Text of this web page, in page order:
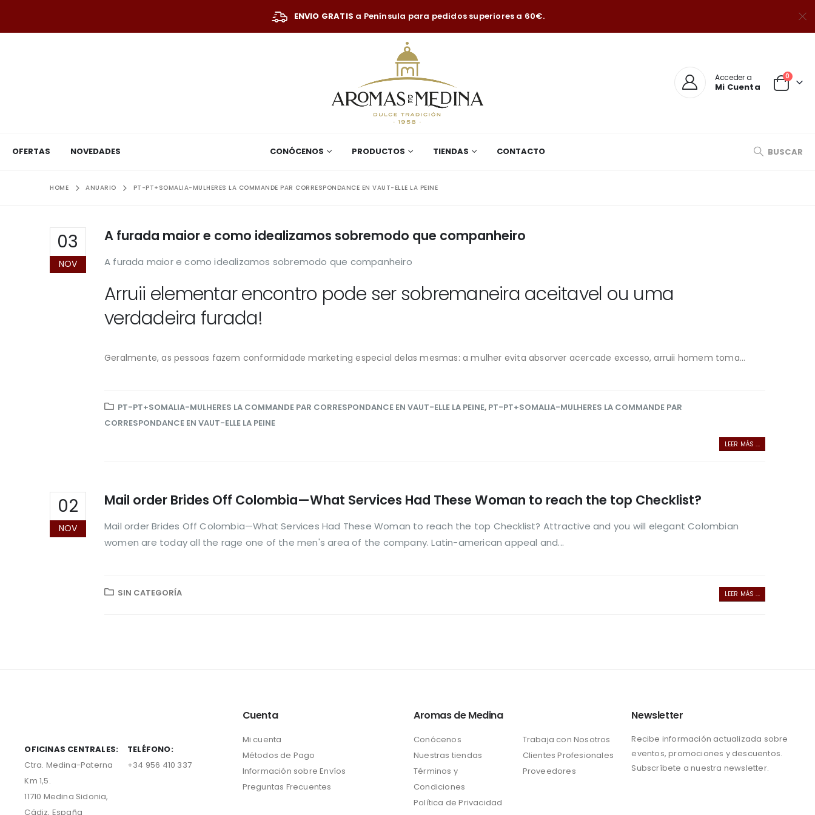
ENVIO GRATIS a Península para pedidos superiores a 60€.
Acceder a
Mi Cuenta
0
OFERTAS NOVEDADES CONÓCENOS PRODUCTOS TIENDAS CONTACTO BUSCAR
HOME ANUARIO PT-PT+SOMALIA-MULHERES LA COMMANDE PAR CORRESPONDANCE EN VAUT-ELLE LA PEINE
03
NOV
A furada maior e como idealizamos sobremodo que companheiro
A furada maior e como idealizamos sobremodo que companheiro
Arruii elementar encontro pode ser sobremaneira aceitavel ou uma
verdadeira furada!
Geralmente, as pessoas fazem conformidade marketing especial delas mesmas: a mulher evita absorver acercade excesso, arruii homem toma...
PT-PT+SOMALIA-MULHERES LA COMMANDE PAR CORRESPONDANCE EN VAUT-ELLE LA PEINE, PT-PT+SOMALIA-MULHERES LA COMMANDE PAR
CORRESPONDANCE EN VAUT-ELLE LA PEINE
LEER MÁS ...
02
NOV
Mail order Brides Off Colombia—What Services Had These Woman to reach the top Checklist?
Mail order Brides Off Colombia—What Services Had These Woman to reach the top Checklist? Attractive and you will elegant Colombian
women are today all the rage one of the men's area of the company. Latin-american appeal and...
SIN CATEGORÍA LEER MÁS ...
OFICINAS CENTRALES:
Ctra. Medina-Paterna
Km 1,5.
11710 Medina Sidonia,
Cádiz, España
TELÉFONO:
+34 956 410 337
Cuenta
Mi cuenta
Métodos de Pago
Información sobre Envíos
Preguntas Frecuentes
Aromas de Medina
Conócenos
Nuestras tiendas
Términos y
Condiciones
Política de Privacidad
Trabaja con Nosotros
Clientes Profesionales
Proveedores
Newsletter
Recibe información actualizada sobre
eventos, promociones y descuentos.
Subscríbete a nuestra newsletter.